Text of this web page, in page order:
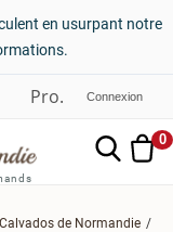
en usurpant notre
Connexion
0
de Normandie